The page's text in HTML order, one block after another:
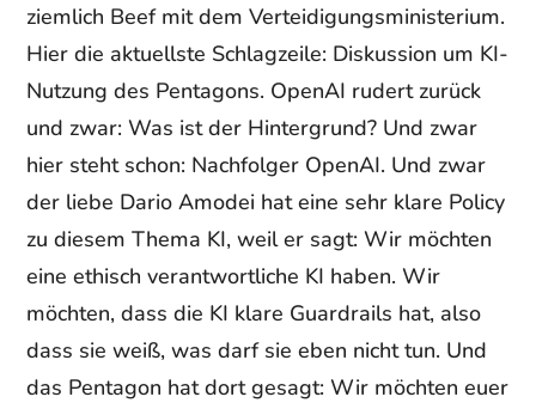
ziemlich Beef mit dem Verteidigungsministerium.
Hier die aktuellste Schlagzeile: Diskussion um KI-
Nutzung des Pentagons. OpenAI rudert zurück
und zwar: Was ist der Hintergrund? Und zwar
hier steht schon: Nachfolger OpenAI. Und zwar
der liebe Dario Amodei hat eine sehr klare Policy
zu diesem Thema KI, weil er sagt: Wir möchten
eine ethisch verantwortliche KI haben. Wir
möchten, dass die KI klare Guardrails hat, also
dass sie weiß, was darf sie eben nicht tun. Und
das Pentagon hat dort gesagt: Wir möchten euer